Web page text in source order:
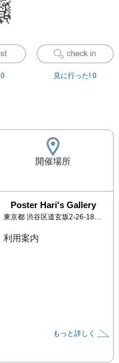
0 見に行った! 0
開催場所
Poster Hari's Gallery
東京都 渋谷区道玄坂2-26-18 朝香ビル103
利用案内
もっと詳しく